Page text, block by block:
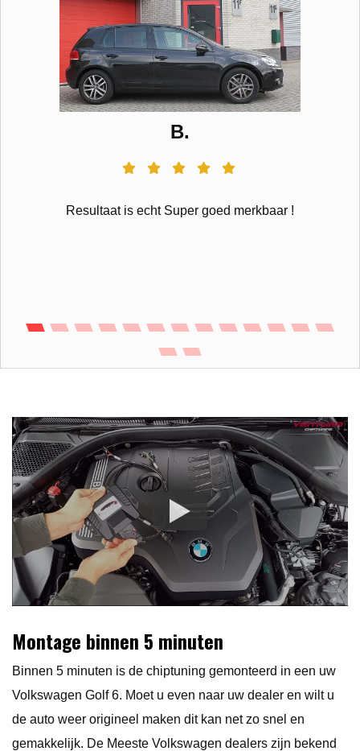
B.
Resultaat is echt Super goed merkbaar !
Montage binnen 5 minuten
Binnen 5 minuten is de chiptuning gemonteerd in een uw
Volkswagen Golf 6. Moet u even naar uw dealer en wilt u
de auto weer origineel maken dit kan net zo snel en
gemakkelijk. De Meeste Volkswagen dealers zijn bekend